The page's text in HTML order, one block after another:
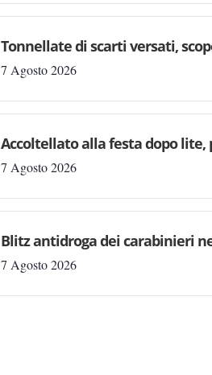
Tonnellate di scarti versati,
7 Agosto 2026
Accoltellato alla festa dopo lite,
7 Agosto 2026
Blitz antidroga dei carabinieri
7 Agosto 2026